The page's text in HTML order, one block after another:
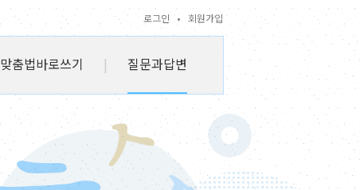
로그인 • 회원가입
맞춤법바로쓰기 | 질문과답변